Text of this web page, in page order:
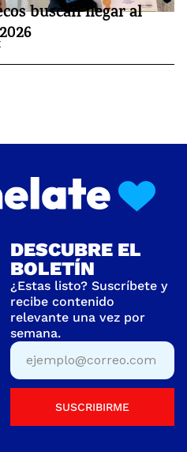
buscan llegar al
DESCUBRE EL
BOLETÍN
¿Estas listo? Suscríbete y
recibe contenido
relevante una vez por
semana.
SUSCRIBIRME